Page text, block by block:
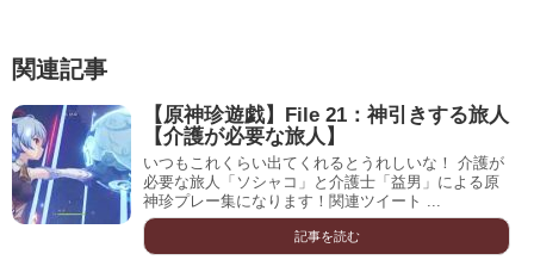
関連記事
【原神珍遊戯】File 21：神引きする旅人
【介護が必要な旅人】
いつもこれくらい出てくれるとうれしいな！ 介護が
必要な旅人「ソシャコ」と介護士「益男」による原
神珍プレー集になります！関連ツイート ...
記事を読む